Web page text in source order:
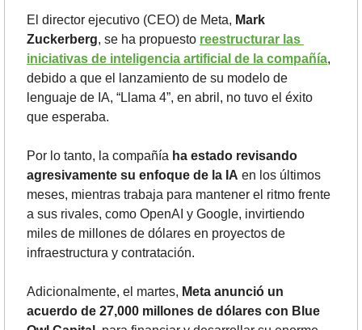
El director ejecutivo (CEO) de Meta, Mark
Zuckerberg, se ha propuesto reestructurar las
iniciativas de inteligencia artificial de la compañía,
debido a que el lanzamiento de su modelo de
lenguaje de IA, “Llama 4”, en abril, no tuvo el éxito
que esperaba.
Por lo tanto, la compañía ha estado revisando
agresivamente su enfoque de la IA en los últimos
meses, mientras trabaja para mantener el ritmo frente
a sus rivales, como OpenAI y Google, invirtiendo
miles de millones de dólares en proyectos de
infraestructura y contratación.
Adicionalmente, el martes, Meta anunció un
acuerdo de 27,000 millones de dólares con Blue